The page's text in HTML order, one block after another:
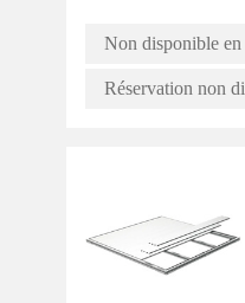
Non disponible
Réservation non